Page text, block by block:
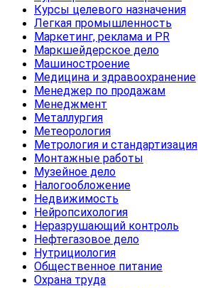
Курсы целевого назначения
Легкая промышленность
Маркетинг, реклама и PR
Маркшейдерское дело
Машиностроение
Медицина и здравоохранение
Менеджер по продажам
Менеджмент
Металлургия
Метеорология
Метрология и стандартизация
Монтажные работы
Музейное дело
Налогообложение
Недвижимость
Нейропсихология
Неразрушающий контроль
Нефтегазовое дело
Нутрициология
Общественное питание
Охрана труда